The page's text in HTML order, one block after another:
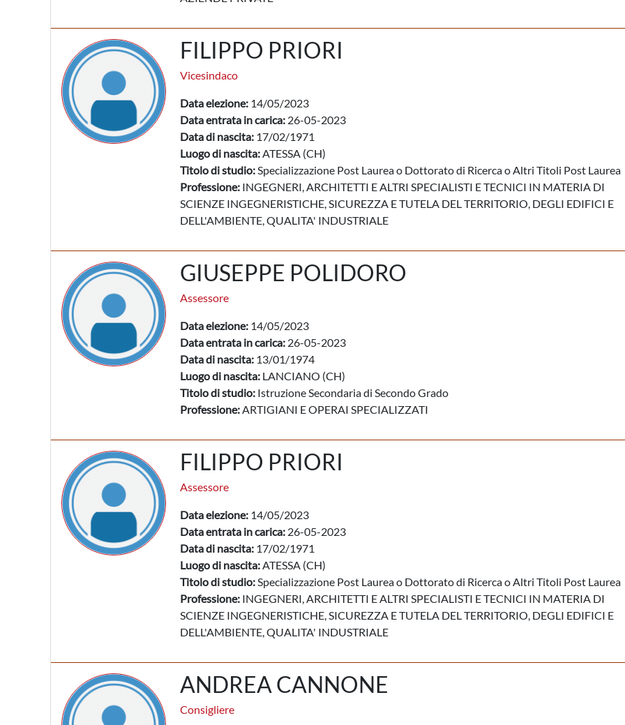
FILIPPO PRIORI
Vicesindaco
Data elezione: 14/05/2023
Data entrata in carica: 26-05-2023
Data di nascita: 17/02/1971
Luogo di nascita:ATESSA (CH)
Titolo di studio:Specializzazione Post Laurea o Dottorato di Ricerca o Altri Titoli Post Laurea
Professione: INGEGNERI, ARCHITETTI E ALTRI SPECIALISTI E TECNICI IN MATERIA DI
SCIENZE INGEGNERISTICHE, SICUREZZA E TUTELA DEL TERRITORIO, DEGLI EDIFICI E
DELL'AMBIENTE, QUALITA' INDUSTRIALE
GIUSEPPE POLIDORO
Assessore
Data elezione: 14/05/2023
Data entrata in carica: 26-05-2023
Data di nascita: 13/01/1974
Luogo di nascita: LANCIANO (CH)
Titolo di studio: Istruzione Secondaria di Secondo Grado
Professione:ARTIGIANI E OPERAI SPECIALIZZATI
FILIPPO PRIORI
Assessore
Data elezione: 14/05/2023
Data entrata in carica: 26-05-2023
Data di nascita: 17/02/1971
Luogo di nascita:ATESSA (CH)
Titolo di studio:Specializzazione Post Laurea o Dottorato di Ricerca o Altri Titoli Post Laurea
Professione: INGEGNERI, ARCHITETTI E ALTRI SPECIALISTI E TECNICI IN MATERIA DI
SCIENZE INGEGNERISTICHE, SICUREZZA E TUTELA DEL TERRITORIO, DEGLI EDIFICI E
DELL'AMBIENTE, QUALITA' INDUSTRIALE
ANDREA CANNONE
Consigliere